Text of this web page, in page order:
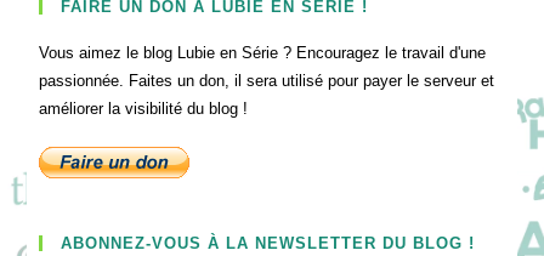
FAIRE UN DON À LUBIE EN SÉRIE !
Vous aimez le blog Lubie en Série ? Encouragez le travail d'une
passionnée. Faites un don, il sera utilisé pour payer le serveur et
améliorer la visibilité du blog !
ABONNEZ-VOUS À LA NEWSLETTER DU BLOG !